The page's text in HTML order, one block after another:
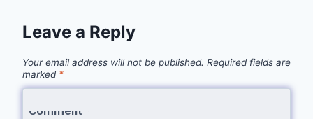
Leave a Reply
Your email address will not be published. Required fields are
marked *
Comment *